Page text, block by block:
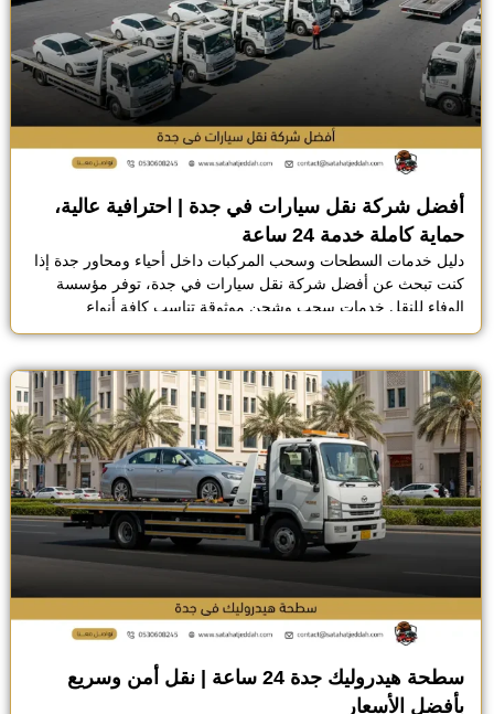
أفضل شركة نقل سيارات في جدة | احترافية عالية،
حماية كاملة خدمة 24 ساعة
دليل خدمات السطحات وسحب المركبات داخل أحياء ومحاور جدة إذا
كنت تبحث عن أفضل شركة نقل سيارات في جدة، توفر مؤسسة
الوفاء للنقل خدمات سحب وشحن موثوقة تناسب كافة أنواع
المركبات، نحن نعتمد على خبرة ميدانية واسعة وفريق عمل يستخدم
خلال الرحلة. تشمل خدماتنا كافة […]
سطحة هيدروليك جدة 24 ساعة | نقل أمن وسريع
بأفضل الأسعار